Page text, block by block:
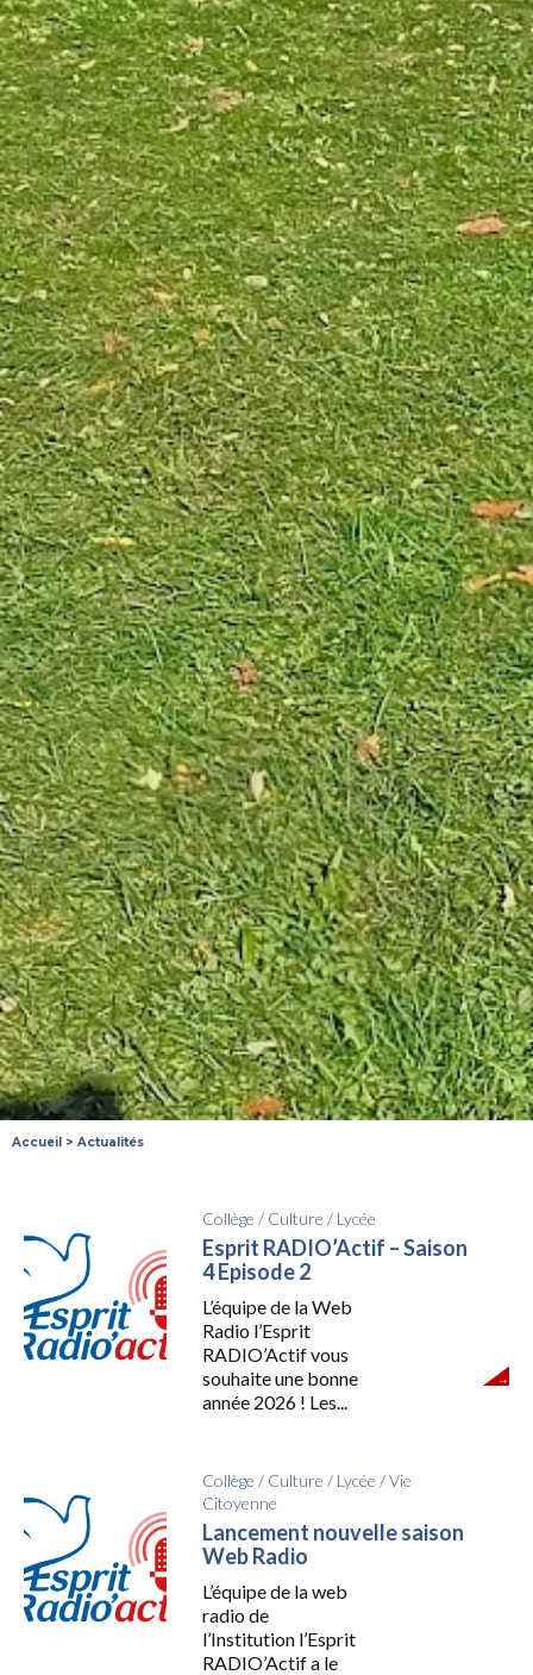
Accueil > Actualités
Collège / Culture / Lycée
Esprit RADIO’Actif – Saison
4 Episode 2
L’équipe de la Web
Radio l’Esprit
RADIO’Actif vous
souhaite une bonne
année 2026 ! Les...
Collège / Culture / Lycée /Vie
Citoyenne
Lancement nouvelle saison
Web Radio
L’équipe de la web
radio de
l’Institution l’Esprit
RADIO’Actif a le